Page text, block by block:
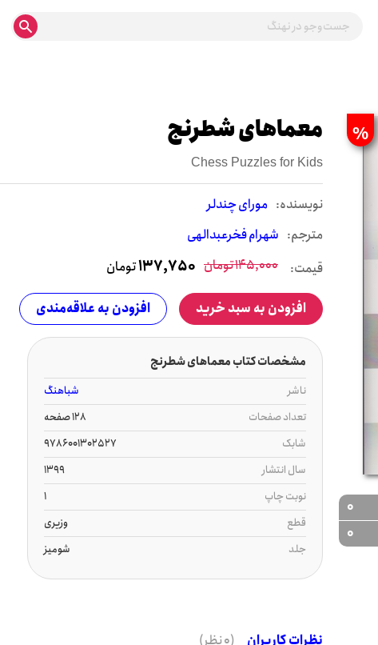
%
0
0
معماهای شطرنج
Chess Puzzles for Kids
نويسنده: مورای چندلر
مترجم: شهرام فخرعبدالهی
قیمت: 145,000تومان 137,750تومان
افزودن به سبد خرید افزودن به علاقه‌مندی
مشخصات کتاب معماهای شطرنج
ناشر
شباهنگ
تعداد صفحات
128 صفحه
شابک
9786001302527
سال انتشار
1399
نوبت چاپ
1
قطع
وزیری
جلد
شومیز
نظرات کاربران (0 نظر)